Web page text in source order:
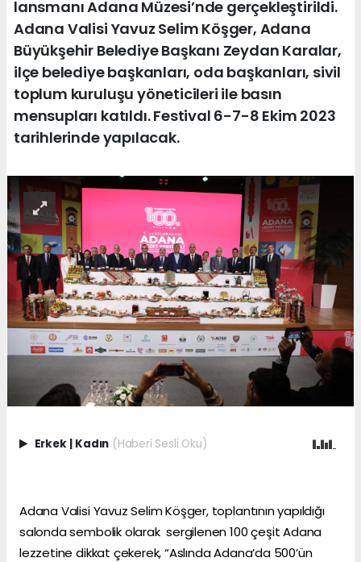
lansmanı Adana Müzesi’nde gerçekleştirildi.
Adana Valisi Yavuz Selim Köşger, Adana
Büyükşehir Belediye Başkanı Zeydan Karalar,
ilçe belediye başkanları, oda başkanları, sivil
toplum kuruluşu yöneticileri ile basın
mensupları katıldı. Festival 6-7-8 Ekim 2023
tarihlerinde yapılacak.
Erkek Kadın (Haberi Sesli Oku)
Adana Valisi Yavuz Selim Köşger, toplantının yapıldığı
salonda sembolik olarak sergilenen 100 çeşit Adana
lezzetine dikkat çekerek, “Aslında Adana’da 500’ün